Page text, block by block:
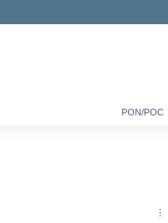
PON/POC